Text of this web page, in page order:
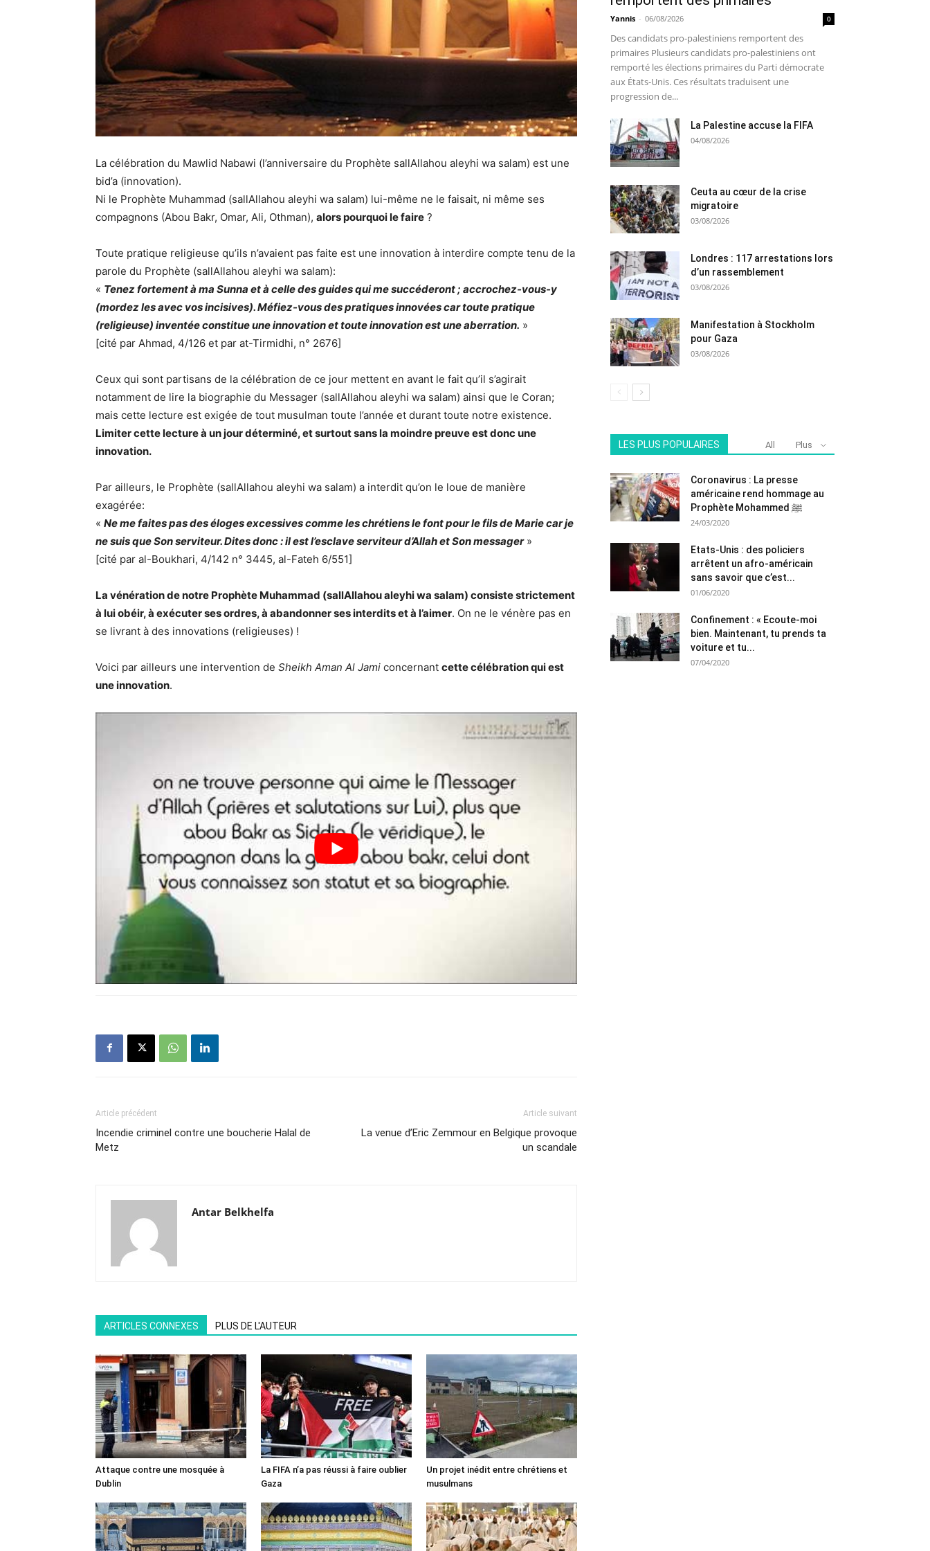
La célébration du Mawlid Nabawi (l’anniversaire du Prophète sallAllahou aleyhi wa salam) est une
bid’a (innovation).
Ni le Prophète Muhammad (sallAllahou aleyhi wa salam) lui-même ne le faisait, ni même ses
compagnons (Abou Bakr, Omar, Ali, Othman), alors pourquoi le faire ?
Toute pratique religieuse qu’ils n’avaient pas faite est une innovation à interdire compte tenu de la
parole du Prophète (sallAllahou aleyhi wa salam):
« Tenez fortement à ma Sunna et à celle des guides qui me succéderont ; accrochez-vous-y
(mordez les avec vos incisives). Méfiez-vous des pratiques innovées car toute pratique
(religieuse) inventée constitue une innovation et toute innovation est une aberration. »
[cité par Ahmad, 4/126 et par at-Tirmidhi, n° 2676]
Ceux qui sont partisans de la célébration de ce jour mettent en avant le fait qu’il s’agirait
notamment de lire la biographie du Messager (sallAllahou aleyhi wa salam) ainsi que le Coran;
mais cette lecture est exigée de tout musulman toute l’année et durant toute notre existence.
Limiter cette lecture à un jour déterminé, et surtout sans la moindre preuve est donc une
innovation.
Par ailleurs, le Prophète (sallAllahou aleyhi wa salam) a interdit qu’on le loue de manière
exagérée:
« Ne me faites pas des éloges excessives comme les chrétiens le font pour le fils de Marie car je
ne suis que Son serviteur. Dites donc : il est l’esclave serviteur d’Allah et Son messager »
[cité par al-Boukhari, 4/142 n° 3445, al-Fateh 6/551]
La vénération de notre Prophète Muhammad (sallAllahou aleyhi wa salam) consiste strictement
à lui obéir, à exécuter ses ordres, à abandonner ses interdits et à l’aimer. On ne le vénère pas en
se livrant à des innovations (religieuses) !
Voici par ailleurs une intervention de Sheikh Aman Al Jami concernant cette célébration qui est
une innovation.
Article précédent
Incendie criminel contre une boucherie Halal de
Metz
Article suivant
La venue d’Eric Zemmour en Belgique provoque
un scandale
Antar Belkhelfa
ARTICLES CONNEXES PLUS DE L'AUTEUR
Attaque contre une mosquée à
Dublin
La FIFA n’a pas réussi à faire oublier
Gaza
Un projet inédit entre chrétiens et
musulmans
Yannis - 06/08/2026 0
Des candidats pro-palestiniens remportent des
primaires Plusieurs candidats pro-palestiniens ont
remporté les élections primaires du Parti démocrate
aux États-Unis. Ces résultats traduisent une
progression de...
La Palestine accuse la FIFA
04/08/2026
Ceuta au cœur de la crise
migratoire
03/08/2026
Londres : 117 arrestations lors
d’un rassemblement
03/08/2026
Manifestation à Stockholm
pour Gaza
03/08/2026
LES PLUS POPULAIRES All Plus
Coronavirus : La presse
américaine rend hommage au
Prophète Mohammed ﷺ
24/03/2020
Etats-Unis : des policiers
arrêtent un afro-américain
sans savoir que c’est...
01/06/2020
Confinement : « Ecoute-moi
bien. Maintenant, tu prends ta
voiture et tu...
07/04/2020